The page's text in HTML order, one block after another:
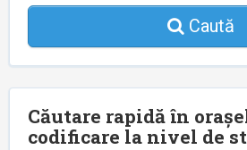
Caută
Căutare rapidă în
codificare la nivel de